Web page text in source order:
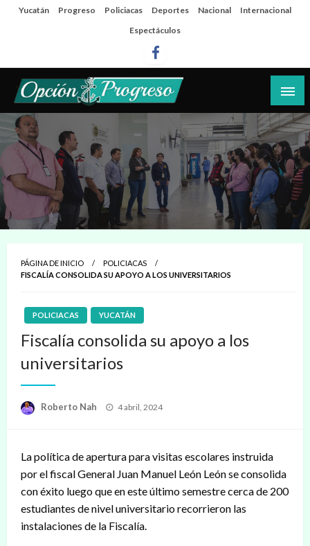
SaltaYucatán Progreso Policiacas Deportes Nacional
Internacional
Espectáculos
Opción Progreso
Las noticias del día a día del puerto
PÁGINA DE INICIO
POLICIACAS
FISCALÍA CONSOLIDA SU APOYO A LOS UNIVERSITARIOS
POLICIACAS YUCATÁN
Fiscalía consolida su apoyo a los
universitarios
Roberto Nah
Publicado
4 abril, 2024
La política de apertura para visitas escolares instruida
por el fiscal General Juan Manuel León León se consolida
con éxito luego que en este último semestre cerca de 200
estudiantes de nivel universitario recorrieron las
instalaciones de la Fiscalía.